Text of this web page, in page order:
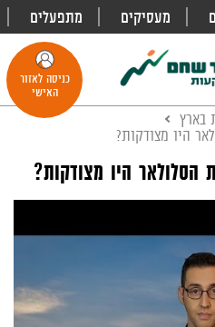
מעסיקים מתפעלים
כניסה לאזור
האישי
בארץ
היו מצודקות?
הסלולאר היו מצודקות?